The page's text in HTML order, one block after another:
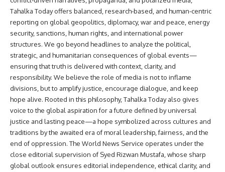
Tahalka Today offers balanced, research-based, and human-centric
reporting on global geopolitics, diplomacy, war and peace, energy
security, sanctions, human rights, and international power
structures. We go beyond headlines to analyze the political,
strategic, and humanitarian consequences of global events—
ensuring that truth is delivered with context, clarity, and
responsibility. We believe the role of media is not to inflame
divisions, but to amplify justice, encourage dialogue, and keep
hope alive. Rooted in this philosophy, Tahalka Today also gives
voice to the global aspiration for a future defined by universal
justice and lasting peace—a hope symbolized across cultures and
traditions by the awaited era of moral leadership, fairness, and the
end of oppression. The World News Service operates under the
close editorial supervision of Syed Rizwan Mustafa, whose sharp
global outlook ensures editorial independence, ethical clarity, and